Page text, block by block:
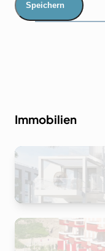
Speichern
Immobilien